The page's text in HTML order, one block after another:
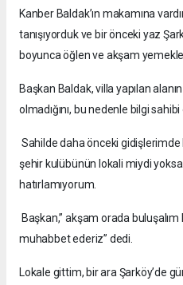
Kanber Baldak’ın makamına
tanışıyorduk ve bir önceki yaz
boyunca öğlen ve akşam
Başkan Baldak, villa yapılan
olmadığını, bu nedenle bilgi sahibi
Sahilde daha önceki
şehir kulübünün lokali miydi
hatırlamıyorum.
Başkan,” akşam orada
muhabbet ederiz” dedi.
Lokale gittim, bir ara Şarköy’de